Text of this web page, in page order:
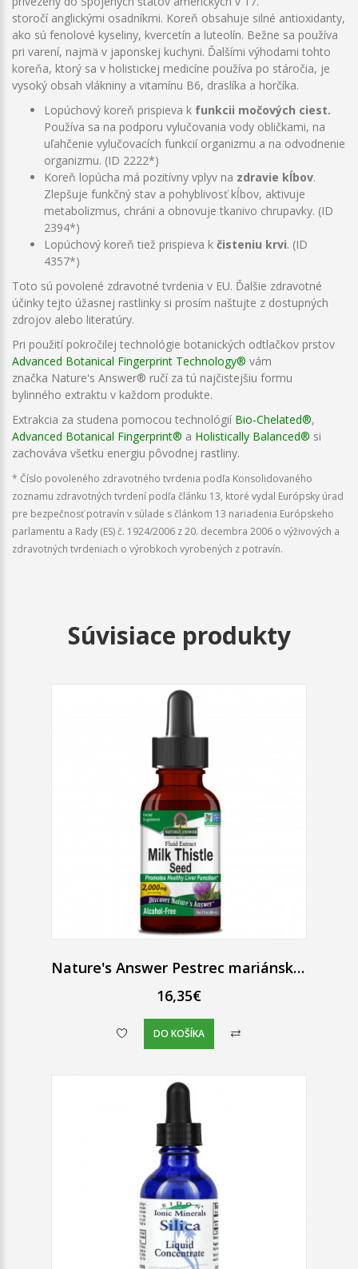
storočí anglickými osadníkmi. Koreň obsahuje silné antioxidanty,
ako sú fenolové kyseliny, kvercetín a luteolín. Bežne sa používa
pri varení, najmä v japonskej kuchyni. Ďalšími výhodami tohto
koreňa, ktorý sa v holistickej medicíne používa po stáročia, je
vysoký obsah vlákniny a vitamínu B6, draslíka a horčíka.
Lopúchový koreň prispieva k funkcii močových ciest.
Používa sa na podporu vylučovania vody obličkami, na
uľahčenie vylučovacích funkcií organizmu a na odvodnenie
organizmu. (ID 2222*)
Koreň lopúcha má pozitívny vplyv na zdravie kĺbov.
Zlepšuje funkčný stav a pohyblivosť kĺbov, aktivuje
metabolizmus, chráni a obnovuje tkanivo chrupavky. (ID
2394*)
Lopúchový koreň tiež prispieva k čisteniu krvi. (ID
4357*)
Toto sú povolené zdravotné tvrdenia v EU. Ďalšie zdravotné
účinky tejto úžasnej rastlinky si prosím naštujte z dostupných
zdrojov alebo literatúry.
Pri použití pokročilej technológie botanických odtlačkov prstov
Advanced Botanical Fingerprint Technology® vám
značka Nature's Answer® ručí za tú najčistejšiu formu
bylinného extraktu v každom produkte.
Extrakcia za studena pomocou technológií Bio-Chelated®,
Advanced Botanical Fingerprint® a Holistically Balanced® si
zachováva všetku energiu pôvodnej rastliny.
* Číslo povoleného zdravotného tvrdenia podľa Konsolidovaného
zoznamu zdravotných tvrdení podľa článku 13, ktoré vydal Európsky úrad
pre bezpečnosť potravín v súlade s článkom 13 nariadenia Európskeho
parlamentu a Rady (ES) č. 1924/2006 z 20. decembra 2006 o výživových a
zdravotných tvrdeniach o výrobkoch vyrobených z potravín.
Súvisiace produkty
Nature's Answer Pestrec mariánsky kvapky bez alkoholu 30 ml
16,35€
DO KOŠÍKA